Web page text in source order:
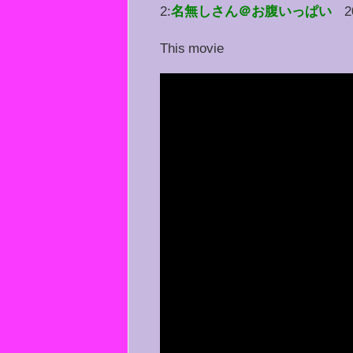
2:名無しさん＠お腹いっぱい
This movie